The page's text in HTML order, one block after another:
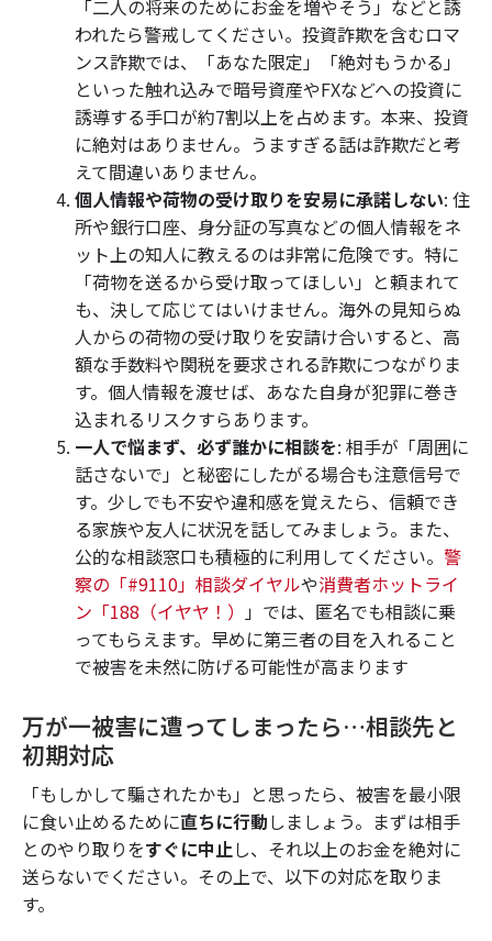
「二人の将来のためにお金を増やそう」などと誘
われたら警戒してください。投資詐欺を含むロマ
ンス詐欺では、「あなた限定」「絶対もうかる」
といった触れ込みで暗号資産やFXなどへの投資に
誘導する手口が約7割以上を占めます。本来、投資
に絶対はありません。うますぎる話は詐欺だと考
えて間違いありません。
個人情報や荷物の受け取りを安易に承諾しない: 住
所や銀行口座、身分証の写真などの個人情報をネ
ット上の知人に教えるのは非常に危険です。特に
「荷物を送るから受け取ってほしい」と頼まれて
も、決して応じてはいけません。海外の見知らぬ
人からの荷物の受け取りを安請け合いすると、高
額な手数料や関税を要求される詐欺につながりま
す。個人情報を渡せば、あなた自身が犯罪に巻き
込まれるリスクすらあります。
一人で悩まず、必ず誰かに相談を: 相手が「周囲に
話さないで」と秘密にしたがる場合も注意信号で
す。少しでも不安や違和感を覚えたら、信頼でき
る家族や友人に状況を話してみましょう。また、
公的な相談窓口も積極的に利用してください。 警
察の「#9110」相談ダイヤルや消費者ホットライ
ン「188（イヤヤ！） 」では、匿名でも相談に乗
ってもらえます。早めに第三者の目を入れること
で被害を未然に防げる可能性が高まります
万が一被害に遭ってしまったら…相談先と
初期対応
「もしかして騙されたかも」と思ったら、被害を最小限
に食い止めるために直ちに行動しましょう。まずは相手
とのやり取りをすぐに中止し、それ以上のお金を絶対に
送らないでください。その上で、以下の対応を取りま
す。